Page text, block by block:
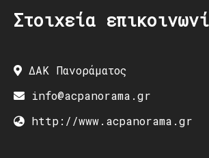
Στοιχεία
ΔΑΚ Πανοράματος
info@acpanorama.gr
http://www.acpanorama.gr